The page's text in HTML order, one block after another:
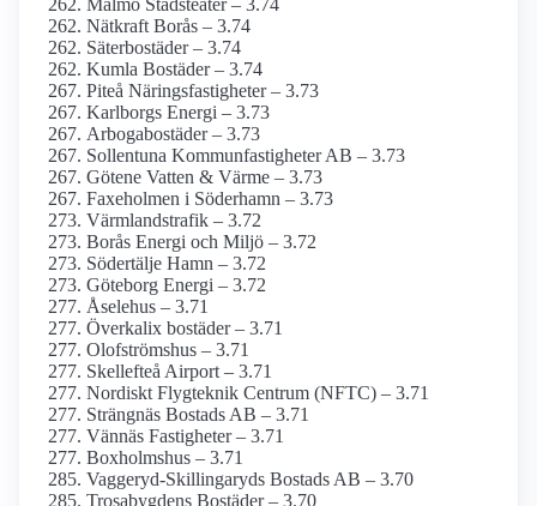
Malmö Stadsteater – 3.74
Nätkraft Borås – 3.74
Säterbostäder – 3.74
Kumla Bostäder – 3.74
Piteå Näringsfastigheter – 3.73
Karlborgs Energi – 3.73
Arbogabostäder – 3.73
Sollentuna Kommunfastigheter AB – 3.73
Götene Vatten & Värme – 3.73
Faxeholmen i Söderhamn – 3.73
Värmlandstrafik – 3.72
Borås Energi och Miljö – 3.72
Södertälje Hamn – 3.72
Göteborg Energi – 3.72
Åselehus – 3.71
Överkalix bostäder – 3.71
Olofströmshus – 3.71
Skellefteå Airport – 3.71
Nordiskt Flygteknik Centrum (NFTC) – 3.71
Strängnäs Bostads AB – 3.71
Vännäs Fastigheter – 3.71
Boxholmshus – 3.71
Vaggeryd-Skillingaryds Bostads AB – 3.70
Trosabygdens Bostäder – 3.70